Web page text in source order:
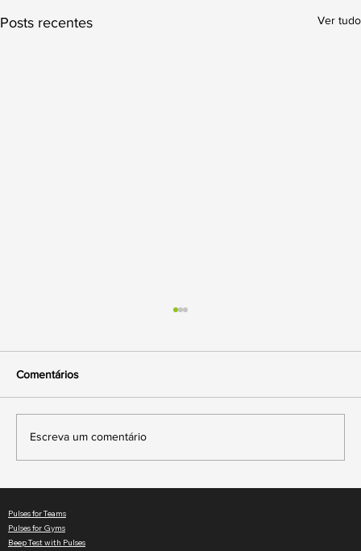
Posts recentes Ver tudo
escolher
Comentários
Escreva um comentário
Pulses for Teams
Pulses for Gyms
Beep Test with Pulses